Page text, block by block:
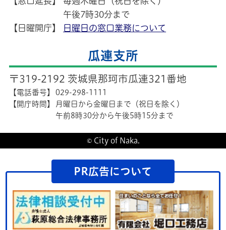
午後7時30分まで
【日曜開庁】
日曜日の窓口業務について
瓜連支所
〒319-2192 茨城県那珂市瓜連321番地
【電話番号】
029-298-1111
【開庁時間】
月曜日から金曜日まで（祝日を除く）
午前8時30分から午後5時15分まで
© City of Naka.
PR広告について